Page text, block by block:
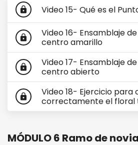
lock Video 15- Qué es el
lock
Video 16- Ensamblaje
centro amarillo
lock
Video 17- Ensamblaje
centro abierto
lock
Video 18- Ejercicio para
correctamente el floral
MÓDULO 6 Ramo de